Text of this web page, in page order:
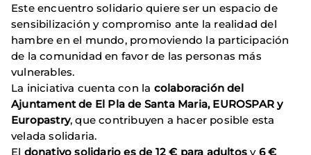
Este encuentro solidario quiere ser un espacio de
sensibilización y compromiso ante la realidad del
hambre en el mundo, promoviendo la participación
de la comunidad en favor de las personas más
vulnerables.
La iniciativa cuenta con la colaboración del
Ajuntament de El Pla de Santa Maria, EUROSPAR y
Europastry, que contribuyen a hacer posible esta
velada solidaria.
El donativo solidario es de 12 € para adultos y6 €